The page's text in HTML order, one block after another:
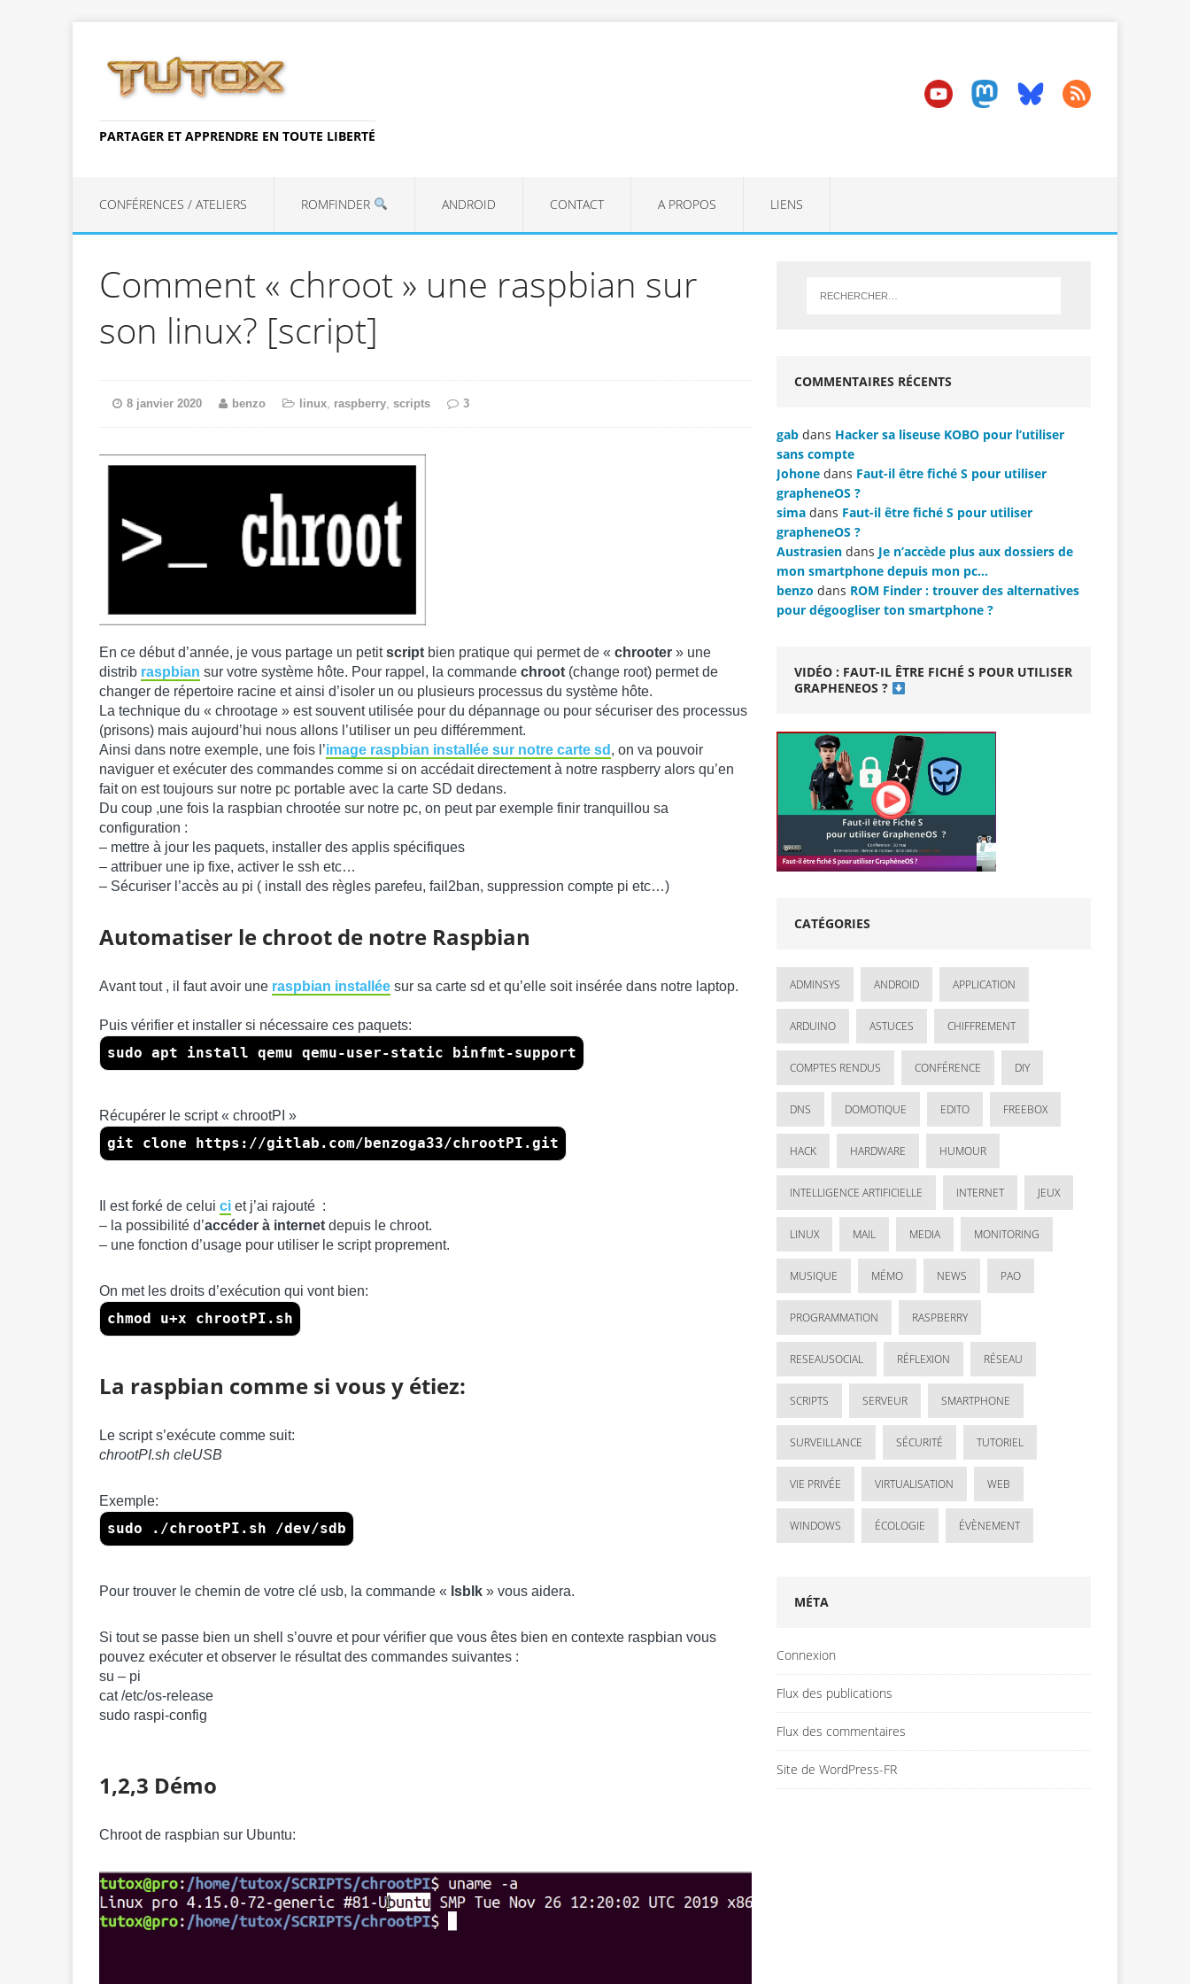
PARTAGER ET APPRENDRE EN TOUTE LIBERTÉ
CONFÉRENCES / ATELIERS ROMFINDER ANDROID CONTACT A PROPOS LIENS
Comment « chroot » une raspbian sur
son linux? [script]
8 janvier 2020 benzo linux raspberry scripts 3
En ce début d’année, je vous partage un petitscript bien pratique qui permet de « chrooter » une
distrib raspbian sur votre système hôte. Pour rappel, la commande chroot (change root) permet de
changer de répertoire racine et ainsi d’isoler un ou plusieurs processus du système hôte.
La technique du « chrootage » est souvent utilisée pour du dépannage ou pour sécuriser des processus
(prisons) mais aujourd’hui nous allons l’utiliser un peu différemment.
Ainsi dans notre exemple, une fois l’image raspbian installée sur notre carte sd , on va pouvoir
naviguer et exécuter des commandes comme si on accédait directement à notre raspberry alors qu’en
fait on est toujours sur notre pc portable avec la carte SD dedans.
Du coup ,une fois la raspbian chrootée sur notre pc, on peut par exemple finir tranquillou sa
configuration :
– mettre à jour les paquets, installer des applis spécifiques
– attribuer une ip fixe, activer le ssh etc…
– Sécuriser l’accès au pi ( install des règles parefeu, fail2ban, suppression compte pi etc…)
Automatiser le chroot de notre Raspbian
Avant tout , il faut avoir une raspbian installée sur sa carte sd et qu’elle soit insérée dans notre laptop.
Puis vérifier et installer si nécessaire ces paquets:
sudo apt install qemu qemu-user-static binfmt-support
Récupérer le script « chrootPI »
git clone https://gitlab.com/benzoga33/chrootPI.git
Il est forké de celui ci et j’ai rajouté :
– la possibilité d’accéder à internet depuis le chroot.
– une fonction d’usage pour utiliser le script proprement.
On met les droits d’exécution qui vont bien:
chmod u+x chrootPI.sh
La raspbian comme si vous y étiez:
Le script s’exécute comme suit:
chrootPI.sh cleUSB
Exemple:
sudo ./chrootPI.sh /dev/sdb
Pour trouver le chemin de votre clé usb, la commande « lsblk » vous aidera.
Si tout se passe bien un shell s’ouvre et pour vérifier que vous êtes bien en contexte raspbian vous
pouvez exécuter et observer le résultat des commandes suivantes :
su – pi
cat /etc/os-release
sudo raspi-config
1,2,3 Démo
Chroot de raspbian sur Ubuntu:
COMMENTAIRES RÉCENTS
gab dans Hacker sa liseuse KOBO pour l’utiliser
sans compte
Johone dans Faut-il être fiché S pour utiliser
grapheneOS ?
sima dans Faut-il être fiché S pour utiliser
grapheneOS ?
Austrasien dans Je n’accède plus aux dossiers de
mon smartphone depuis mon pc…
benzo dans ROM Finder : trouver des alternatives
pour dégoogliser ton smartphone ?
VIDÉO : FAUT-IL ÊTRE FICHÉ S POUR UTILISER
GRAPHENEOS ?
CATÉGORIES
ADMINSYS ANDROID APPLICATION
ARDUINO ASTUCES CHIFFREMENT
COMPTES RENDUS CONFÉRENCE DIY
DNS DOMOTIQUE EDITO FREEBOX
HACK HARDWARE HUMOUR
INTELLIGENCE ARTIFICIELLE INTERNET JEUX
LINUX MAIL MEDIA MONITORING
MUSIQUE MÉMO NEWS PAO
PROGRAMMATION RASPBERRY
RESEAUSOCIAL RÉFLEXION RÉSEAU
SCRIPTS SERVEUR SMARTPHONE
SURVEILLANCE SÉCURITÉ TUTORIEL
VIE PRIVÉE VIRTUALISATION WEB
WINDOWS ÉCOLOGIE ÉVÈNEMENT
MÉTA
Connexion
Flux des publications
Flux des commentaires
Site de WordPress-FR